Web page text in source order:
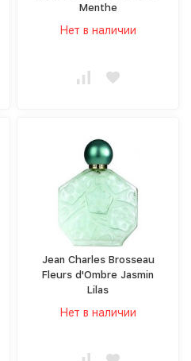
Menthe
Нет в наличии
Jean Charles Brosseau
Fleurs d'Ombre Jasmin
Lilas
Нет в наличии